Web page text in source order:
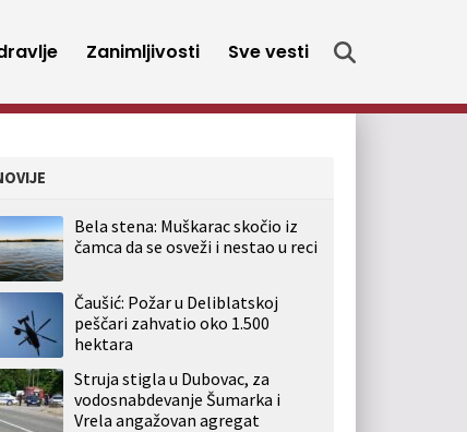
Zanimljivosti Sve vesti
Bela stena: Muškarac skočio iz
čamca da se osveži i nestao u reci
Čaušić: Požar u Deliblatskoj
peščari zahvatio oko 1.500
hektara
Struja stigla u Dubovac, za
vodosnabdevanje Šumarka i
Vrela angažovan agregat